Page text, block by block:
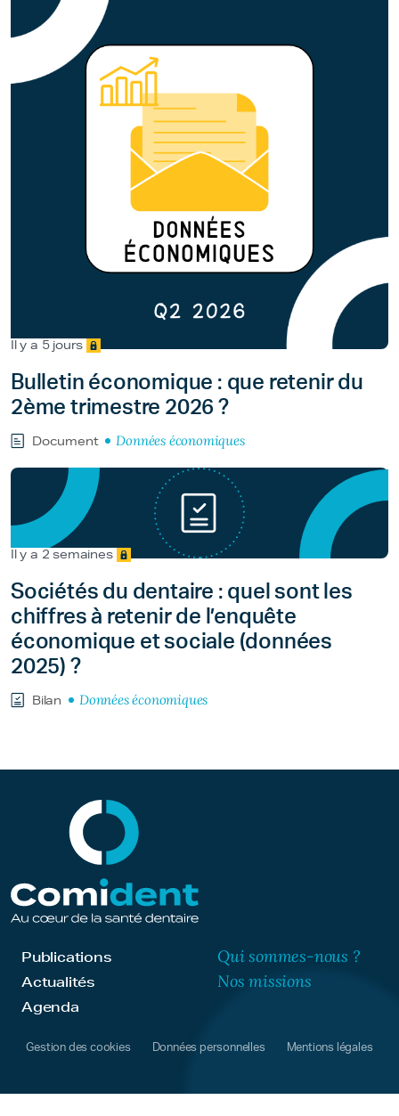
Il y a 5 jours
Bulletin économique : que retenir du
2ème trimestre 2026 ?
Document Données économiques
Il y a 2 semaines
Sociétés du dentaire : quel sont les
chiffres à retenir de l’enquête
économique et sociale (données
2025) ?
Bilan Données économiques
Publications
Actualités
Agenda
Qui sommes-nous ?
Nos missions
Gestion des cookies Données personnelles Mentions légales